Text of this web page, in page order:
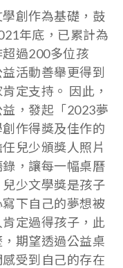
學創作為基礎，鼓
年底，已累計為
過200多位孩
活動善舉更得到
定支持。 因此，
，發起「2023夢
作得獎及佳作的
兒少頒獎人照片
，讓每一幅桌曆
少文學獎是孩子
下自己的夢想被
定過得孩子，此
期望透過公益桌
受到自己的存在